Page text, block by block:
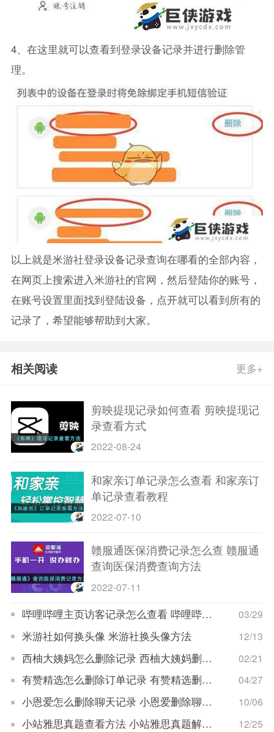
4、在这里就可以查看到登录设备记录并进行删除管
理。
以上就是米游社登录设备记录查询在哪看的全部内容，
在网页上搜索进入米游社的官网，然后登陆你的账号，
在账号设置里面找到登陆设备，点开就可以看到所有的
记录了，希望能够帮助到大家。
相关阅读 更多+
剪映提现记录如何查看 剪映提现记
录查看方式
2022-08-24
和家亲订单记录怎么查看 和家亲订
单记录查看教程
2022-07-10
赣服通医保消费记录怎么查 赣服通
查询医保消费查询方法
2022-07-11
哔哩哔哩主页访客记录怎么查看 哔哩哔哩主页访客记录查看方法 03/29
米游社如何换头像 米游社换头像方法 12/13
西柚大姨妈怎么删除记录 西柚大姨妈删除记录方法 02/21
有赞精选怎么删除订单记录 有赞精选删除订单记录方法 04/27
小恩爱怎么删除聊天记录 小恩爱删除聊天记录方法 10/06
小站雅思真题查看方法 小站雅思真题解析在哪看 12/25